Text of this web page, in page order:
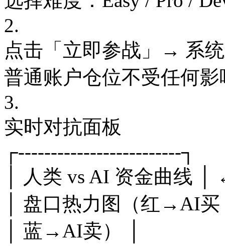
2.
点击「立即参战」→ 系
普通账户仓位不受任何影
3.
实时对抗面板
┌-------------------------┐
│ 人类 vs AI 资金曲线
│ 盘口热力图（红→AI
│ 蓝→AI卖） │